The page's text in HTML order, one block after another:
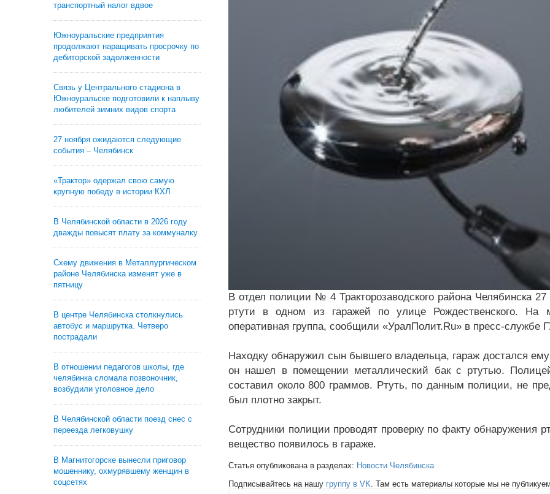
транспортный налог вдвое
Южноуральские предприятия
продолжают наращивать просрочку по
дебиторской задолженности
Связь у Центрального стадиона в
Южноуральске подготовили к наплыву
любителей зимних видов спорта
27 ноября ожидаются следующие
события – Челябинск
«Трактор» одержал свою самую
крупную победу в истории КХЛ
В Челябинской области в 2026 году
дважды повысят плату за коммуналку
Схему движения в Металлургическом
районе Челябинска изменят уже в
пятницу
В центре Челябинска столкнулись
автобус и маршрутка. Четверо
пострадали
В отношении педагогов школы, где
челябинка сломала позвоночник,
возбудили уголовное дело
В Челябинской области поезд снес с
переезда легковушку
В Магнитогорске вынесли приговор
мошеннику, охмурявшему женщин в
соцсетях
В отдел полиции № 4 Тракторозаводского района Челябинска
ртути в одном из гаражей по улице Рождественского. На
оперативная группа, сообщили «УралПолит.Ru» в пресс-службе
Находку обнаружил сын бывшего владельца, гараж достался
он нашел в помещении металлический бак с ртутью.
составил около 800 граммов. Ртуть, по данным полиции, не
был плотно закрыт.
Сотрудники полиции проводят проверку по факту обнаружения
вещество появилось в гараже.
Статья опубликована в разделах: Новости Челябинска
Подписывайтесь на нашу группу в VK . Там есть материалы которые мы не